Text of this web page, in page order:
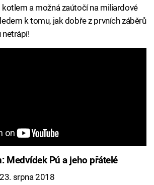
a možná zaútočí na miliardové
k tomu, jak dobře z prvních záběrů
netrápí!
Medvídek Pú a jeho přátelé
23. srpna 2018